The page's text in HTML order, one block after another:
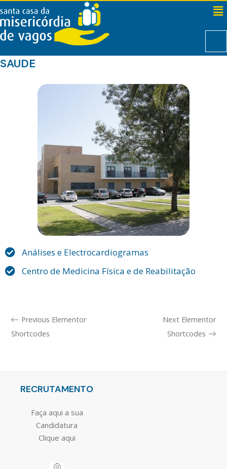
SAUDE
Análises e Electrocardiogramas
Centro de Medicina Física e de Reabilitação
Previous Elementor
Shortcodes
Next Elementor
Shortcodes
RECRUTAMENTO
Faça aqui a sua
Candidatura
Clique aqui